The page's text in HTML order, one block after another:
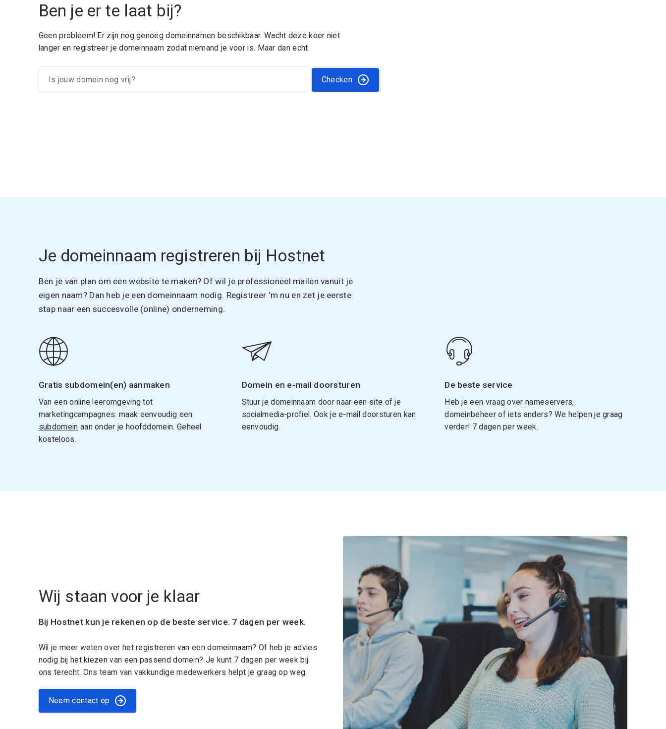
Ben je er te laat bij?
Geen probleem! Er zijn nog genoeg domeinnamen beschikbaar. Wacht deze keer niet
langer en registreer je domeinnaam zodat niemand je voor is. Maar dan echt.
Checken
Je domeinnaam registreren bij Hostnet
Ben je van plan om een website te maken? Of wil je professioneel mailen vanuit je
eigen naam? Dan heb je een domeinnaam nodig. Registreer ‘m nu en zet je eerste
stap naar een succesvolle (online) onderneming.
Gratis subdomein(en) aanmaken
Van een online leeromgeving tot
marketingcampagnes: maak eenvoudig een
subdomein aan onder je hoofddomein. Geheel
kosteloos.
Domein en e-mail doorsturen
Stuur je domeinnaam door naar een site of je
socialmedia-profiel. Ook je e-mail doorsturen kan
eenvoudig.
De beste service
Heb je een vraag over nameservers,
domeinbeheer of iets anders? We helpen je graag
verder! 7 dagen per week.
Wij staan voor je klaar
Bij Hostnet kun je rekenen op de beste service. 7 dagen per week.
Wil je meer weten over het registreren van een domeinnaam? Of heb je advies
nodig bij het kiezen van een passend domein? Je kunt 7 dagen per week bij
ons terecht. Ons team van vakkundige medewerkers helpt je graag op weg.
Neem contact op